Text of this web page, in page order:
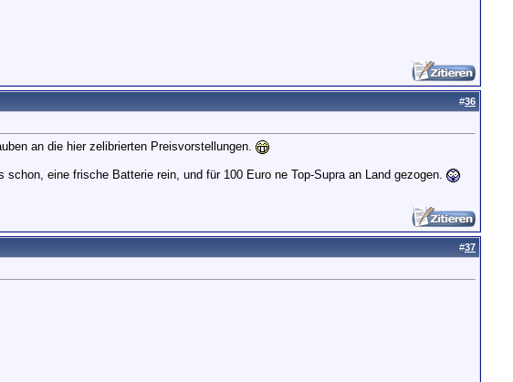
#36
an die hier zelibrierten Preisvorstellungen.
eine frische Batterie rein, und für 100 Euro ne Top-Supra an Land gezogen.
#37